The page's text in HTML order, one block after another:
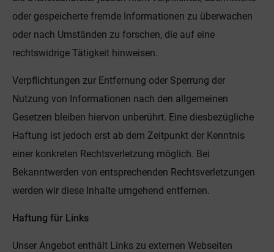
oder gespeicherte fremde Informationen zu überwachen
oder nach Umständen zu forschen, die auf eine
rechtswidrige Tätigkeit hinweisen.
Verpflichtungen zur Entfernung oder Sperrung der
Nutzung von Informationen nach den allgemeinen
Gesetzen bleiben hiervon unberührt. Eine diesbezügliche
Haftung ist jedoch erst ab dem Zeitpunkt der Kenntnis
einer konkreten Rechtsverletzung möglich. Bei
Bekanntwerden von entsprechenden Rechtsverletzungen
werden wir diese Inhalte umgehend entfernen.
Haftung für Links
Unser Angebot enthält Links zu externen Webseiten